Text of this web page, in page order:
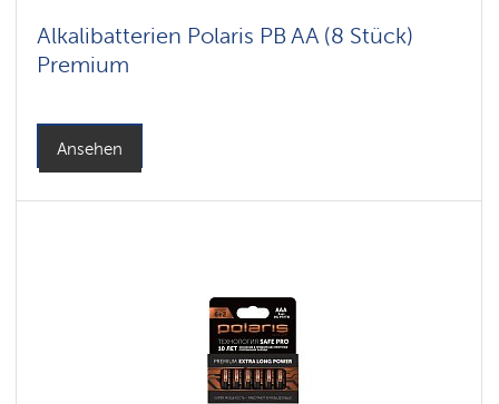
Alkalibatterien Polaris PB AA (8 Stück)
Premium
Ansehen